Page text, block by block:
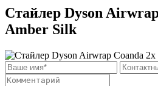
Стайлер Dyson
Amber Silk